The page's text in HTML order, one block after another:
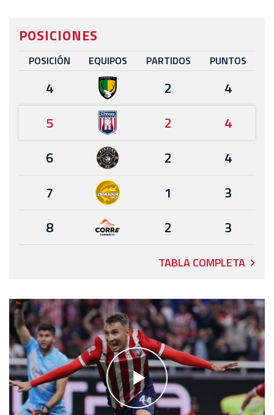
POSICIONES
POSICIÓN EQUIPOS PARTIDOS PUNTOS
4 2
4
5
2
4
6
2
4
7
1
3
8
2 3
TABLA COMPLETA